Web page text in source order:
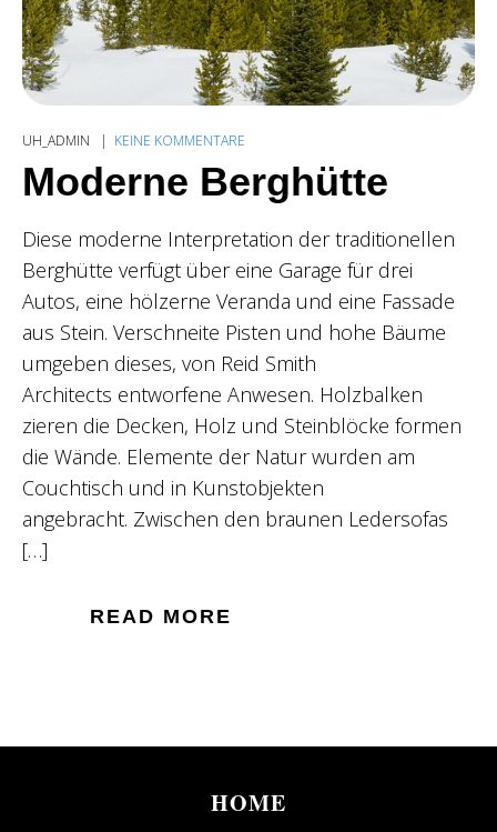
UH_ADMIN KEINE KOMMENTARE
Moderne Berghütte
Diese moderne Interpretation der traditionellen
Berghütte verfügt über eine Garage für drei
Autos, eine hölzerne Veranda und eine Fassade
aus Stein. Verschneite Pisten und hohe Bäume
umgeben dieses, von Reid Smith
Architects entworfene Anwesen. Holzbalken
zieren die Decken, Holz und Steinblöcke formen
die Wände. Elemente der Natur wurden am
Couchtisch und in Kunstobjekten
angebracht. Zwischen den braunen Ledersofas
[…]
READ MORE
HOME